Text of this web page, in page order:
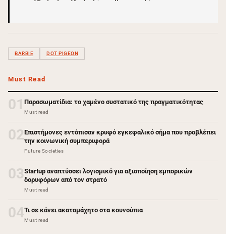
BARBIE DOT PIGEON
Must Read
01 Παρασωματίδια: το χαμένο συστατικό της πραγματικότητας
Must read
02Επιστήμονες εντόπισαν κρυφό εγκεφαλικό σήμα που προβλέπει
την κοινωνική συμπεριφορά
Future Societies
03Startup αναπτύσσει λογισμικό για αξιοποίηση εμπορικών
δορυφόρων από τον στρατό
Must read
04Τι σε κάνει ακαταμάχητο στα κουνούπια
Must read